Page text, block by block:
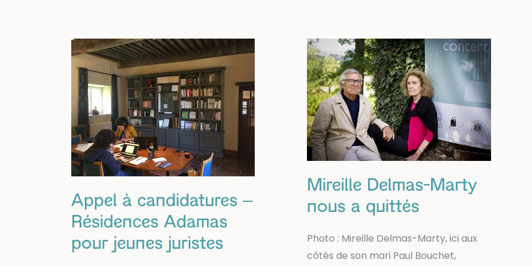
/
serveur.se
/
accueil
au
food
truck,
CDD
mai
>
septembre
Appel à candidatures –
Résidences Adamas
pour jeunes juristes
Mireille Delmas-Marty
nous a quittés
Photo : Mireille Delmas-Marty, ici aux
côtés de son mari Paul Bouchet,